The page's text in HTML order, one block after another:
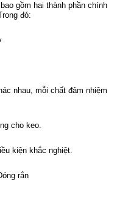
gồm hai thành phần chính
đó:
nhau, mỗi chất đảm nhiệm
cho keo.
kiện khắc nghiệt.
rắn